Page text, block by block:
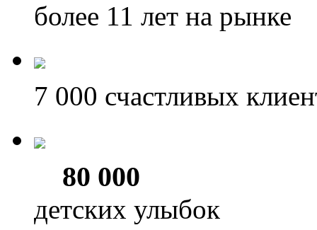
более 11 лет на рынке
7 000 счастливых
80 000
детских улыбок